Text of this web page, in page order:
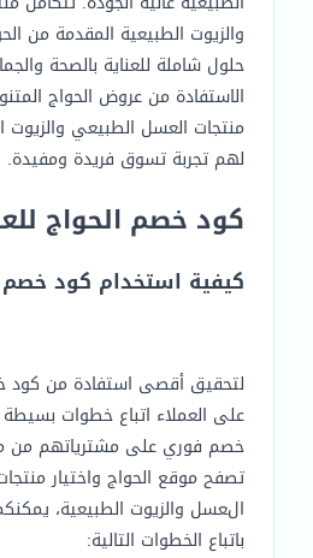
والزيوت الطبيعية المقدمة من
حلول شاملة للعناية بالصحة
الاستفادة من عروض الحواج
منتجات العسل الطبيعي والزيوت
لهم تجربة تسوق فريدة ومفيدة.
كود خصم الحواج
كيفية استخدام كود خصم
لتحقيق أقصى استفادة من كود
على العملاء اتباع خطوات
خصم فوري على مشترياتهم من
تصفح موقع الحواج واختيار
العسل والزيوت الطبيعية،
باتباع الخطوات التالية: